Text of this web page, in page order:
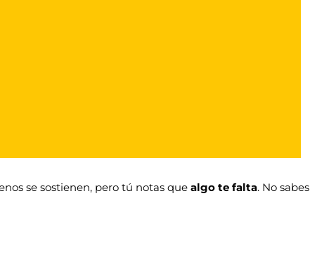
se sostienen, pero tú notas que algo te falta. No sabes